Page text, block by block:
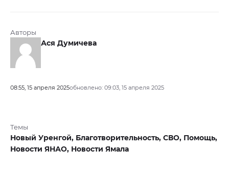
Авторы
Ася Думичева
08:55, 15 апреля 2025обновлено: 09:03, 15 апреля 2025
Темы
Новый Уренгой, Благотворительность, СВО, Помощь,
Новости ЯНАО, Новости Ямала